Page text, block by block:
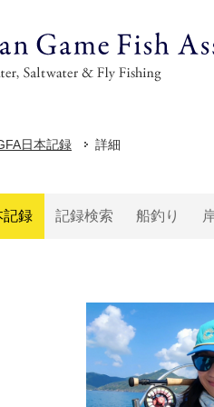
日本記録 詳細
記録 記録検索 船釣り